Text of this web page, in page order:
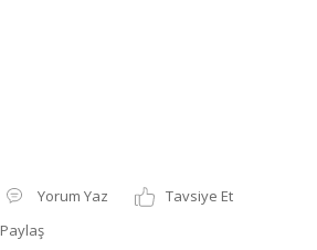
Yorum Yaz
Tavsiye Et
Paylaş